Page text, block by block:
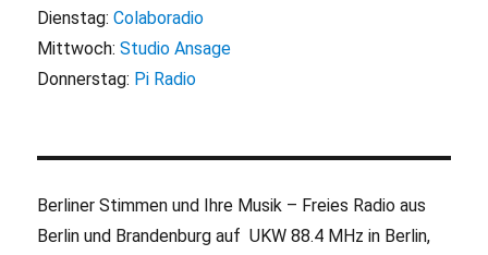
Dienstag:Colaboradio
Mittwoch:Studio Ansage
Donnerstag: Pi Radio
Berliner Stimmen und Ihre Musik – Freies Radio aus
Berlin und Brandenburg auf UKW 88.4 MHz in Berlin,